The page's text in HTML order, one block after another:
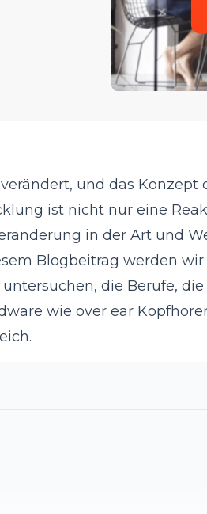
und das Konzept
ist nicht nur eine
in der Art und
Blogbeitrag werden wir
die Berufe,
wie over ear